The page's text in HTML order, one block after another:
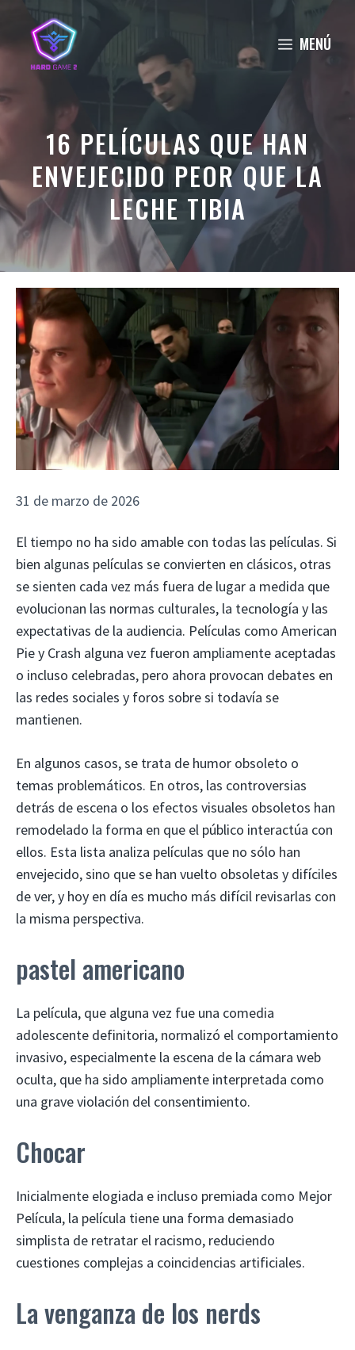
contenido
MENÚ
16 PELÍCULAS QUE HAN
ENVEJECIDO PEOR QUE LA
LECHE TIBIA
31 de marzo de 2026
El tiempo no ha sido amable con todas las películas. Si
bien algunas películas se convierten en clásicos, otras
se sienten cada vez más fuera de lugar a medida que
evolucionan las normas culturales, la tecnología y las
expectativas de la audiencia. Películas como American
Pie y Crash alguna vez fueron ampliamente aceptadas
o incluso celebradas, pero ahora provocan debates en
las redes sociales y foros sobre si todavía se
mantienen.
En algunos casos, se trata de humor obsoleto o
temas problemáticos. En otros, las controversias
detrás de escena o los efectos visuales obsoletos han
remodelado la forma en que el público interactúa con
ellos. Esta lista analiza películas que no sólo han
envejecido, sino que se han vuelto obsoletas y difíciles
de ver, y hoy en día es mucho más difícil revisarlas con
la misma perspectiva.
pastel americano
La película, que alguna vez fue una comedia
adolescente definitoria, normalizó el comportamiento
invasivo, especialmente la escena de la cámara web
oculta, que ha sido ampliamente interpretada como
una grave violación del consentimiento.
Chocar
Inicialmente elogiada e incluso premiada como Mejor
Película, la película tiene una forma demasiado
simplista de retratar el racismo, reduciendo
cuestiones complejas a coincidencias artificiales.
La venganza de los nerds